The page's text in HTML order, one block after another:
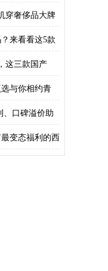
穿奢侈品大牌
来看看这5款
这三款国产
与你相约青
、口碑溢价助
变态福利的西